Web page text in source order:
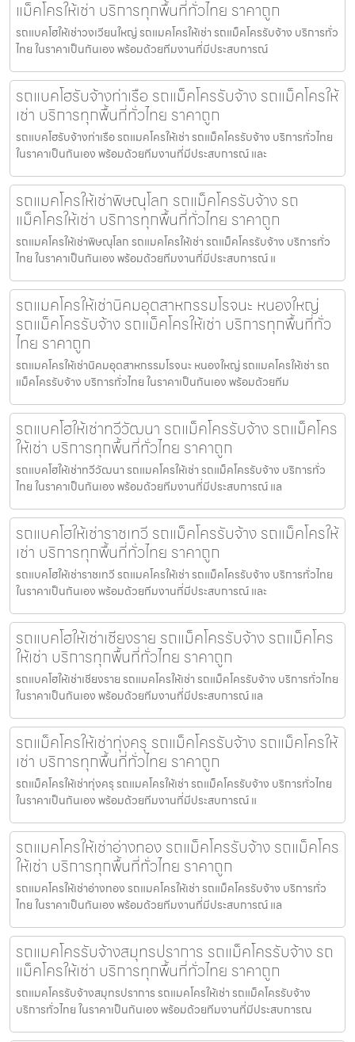
แม็คโครให้เช่า บริการทุกพื้นที่ทั่วไทย ราคาถูก
รถแบคโฮให้เช่าวงเวียนใหญ่ รถแมคโครให้เช่า รถแม็คโครรับจ้าง บริการทั่ว
ไทย ในราคาเป็นกันเอง พร้อมด้วยทีมงานที่มีประสบการณ์
รถแบคโฮรับจ้างท่าเรือ รถแม็คโครรับจ้าง รถแม็คโครให้
เช่า บริการทุกพื้นที่ทั่วไทย ราคาถูก
รถแบคโฮรับจ้างท่าเรือ รถแมคโครให้เช่า รถแม็คโครรับจ้าง บริการทั่วไทย
ในราคาเป็นกันเอง พร้อมด้วยทีมงานที่มีประสบการณ์ และ
รถแมคโครให้เช่าพิษณุโลก รถแม็คโครรับจ้าง รถ
แม็คโครให้เช่า บริการทุกพื้นที่ทั่วไทย ราคาถูก
รถแมคโครให้เช่าพิษณุโลก รถแมคโครให้เช่า รถแม็คโครรับจ้าง บริการทั่ว
ไทย ในราคาเป็นกันเอง พร้อมด้วยทีมงานที่มีประสบการณ์ แ
รถแมคโครให้เช่านิคมอุตสาหกรรมโรจนะ หนองใหญ่
รถแม็คโครรับจ้าง รถแม็คโครให้เช่า บริการทุกพื้นที่ทั่ว
ไทย ราคาถูก
รถแมคโครให้เช่านิคมอุตสาหกรรมโรจนะ หนองใหญ่ รถแมคโครให้เช่า รถ
แม็คโครรับจ้าง บริการทั่วไทย ในราคาเป็นกันเอง พร้อมด้วยทีม
รถแบคโฮให้เช่าทวีวัฒนา รถแม็คโครรับจ้าง รถแม็คโคร
ให้เช่า บริการทุกพื้นที่ทั่วไทย ราคาถูก
รถแบคโฮให้เช่าทวีวัฒนา รถแมคโครให้เช่า รถแม็คโครรับจ้าง บริการทั่ว
ไทย ในราคาเป็นกันเอง พร้อมด้วยทีมงานที่มีประสบการณ์ แล
รถแบคโฮให้เช่าราชเทวี รถแม็คโครรับจ้าง รถแม็คโครให้
เช่า บริการทุกพื้นที่ทั่วไทย ราคาถูก
รถแบคโฮให้เช่าราชเทวี รถแมคโครให้เช่า รถแม็คโครรับจ้าง บริการทั่วไทย
ในราคาเป็นกันเอง พร้อมด้วยทีมงานที่มีประสบการณ์ และ
รถแบคโฮให้เช่าเชียงราย รถแม็คโครรับจ้าง รถแม็คโคร
ให้เช่า บริการทุกพื้นที่ทั่วไทย ราคาถูก
รถแบคโฮให้เช่าเชียงราย รถแมคโครให้เช่า รถแม็คโครรับจ้าง บริการทั่วไทย
ในราคาเป็นกันเอง พร้อมด้วยทีมงานที่มีประสบการณ์ แล
รถแม็คโครให้เช่าทุ่งครุ รถแม็คโครรับจ้าง รถแม็คโครให้
เช่า บริการทุกพื้นที่ทั่วไทย ราคาถูก
รถแม็คโครให้เช่าทุ่งครุ รถแมคโครให้เช่า รถแม็คโครรับจ้าง บริการทั่วไทย
ในราคาเป็นกันเอง พร้อมด้วยทีมงานที่มีประสบการณ์ แ
รถแมคโครให้เช่าอ่างทอง รถแม็คโครรับจ้าง รถแม็คโคร
ให้เช่า บริการทุกพื้นที่ทั่วไทย ราคาถูก
รถแมคโครให้เช่าอ่างทอง รถแมคโครให้เช่า รถแม็คโครรับจ้าง บริการทั่ว
ไทย ในราคาเป็นกันเอง พร้อมด้วยทีมงานที่มีประสบการณ์ แล
รถแมคโครรับจ้างสมุทรปราการ รถแม็คโครรับจ้าง รถ
แม็คโครให้เช่า บริการทุกพื้นที่ทั่วไทย ราคาถูก
รถแมคโครรับจ้างสมุทรปราการ รถแมคโครให้เช่า รถแม็คโครรับจ้าง
บริการทั่วไทย ในราคาเป็นกันเอง พร้อมด้วยทีมงานที่มีประสบการณ